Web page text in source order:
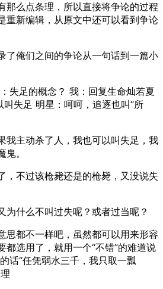
那么点条理，所以直接将争论的过程
重新编辑，从原文中还可以看到争论
了俺们之间的争论从一句话到一篇小
失足的概念？ 我：回复生命灿若夏
叫失足 明星：呵呵，追逐也叫“所
我主动杀了人，我也可以叫失足，我
。
，不过该枪毙还是的枪毙，又没说失
为什么不叫过失呢？或者过当呢？
思都不一样吧，虽然都可以用来形容
都选用了，就用一个“不错”的难道说
话“任凭弱水三千，我只取一瓢